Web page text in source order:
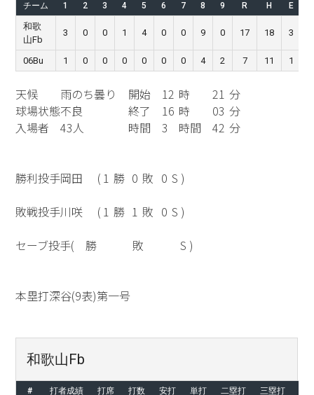
チーム 1 2 3 4 5 6 7 8 9 R H E
和歌
山Fb
3 0 0 1 4 0 0 9 0 17 18 3
06Bu 1 0 0 0 0 0 0 4 2 7 11 1
天候
雨のち曇り
球場状態不良
入場者
43人
開始 12 時 21 分
終了
16 時 03 分
時間
3 時間 42 分
勝利投手岡田 ( 1 勝 0 敗 0 S )
敗戦投手川咲 ( 1 勝 1 敗 0 S )
セーブ投手( 勝 敗 S )
本塁打深谷(9表)第一号
和歌山Fb
# 打者成績 打席 打数 安打 単打 二塁打 三塁打